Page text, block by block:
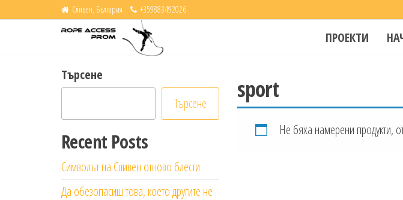
Сливен, България +359883492026
ПРОЕКТИ
sport
Не бяха намерени продукти,
Търсене
Търсене
Recent Posts
Символът на Сливен отново блести
Да обезопасиш това, което другите не